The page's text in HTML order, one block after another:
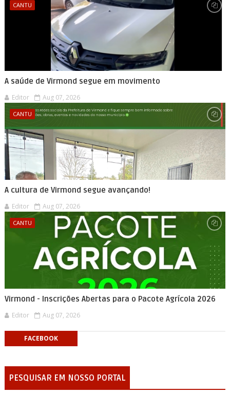
CANTU
A saúde de Virmond segue em movimento
Editor Aug 07, 2026
CANTU
A cultura de Virmond segue avançando!
Editor Aug 07, 2026
CANTU
Virmond - Inscrições Abertas para o Pacote Agrícola 2026
Editor Aug 07, 2026
FACEBOOK
PESQUISAR EM NOSSO PORTAL